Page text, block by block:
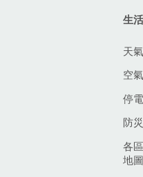
生
天
空
停
防
各
地圖